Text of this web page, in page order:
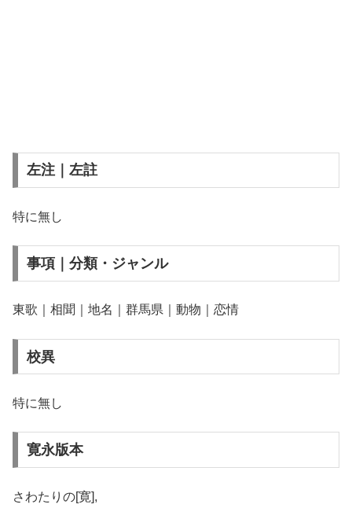
左注｜左註
特に無し
事項｜分類・ジャンル
東歌｜相聞｜地名｜群馬県｜動物｜恋情
校異
特に無し
寛永版本
さわたりの[寛],